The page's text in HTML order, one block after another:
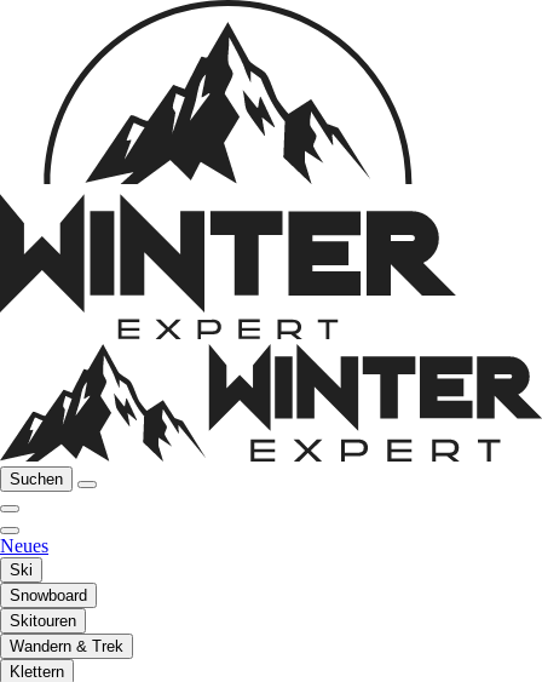
Suchen
Neues
Ski
Snowboard
Skitouren
Wandern & Trek
Klettern